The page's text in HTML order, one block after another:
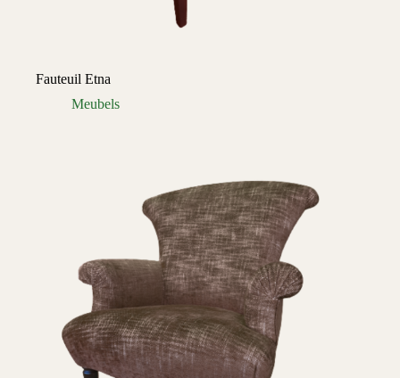
Fauteuil Etna
Meubels